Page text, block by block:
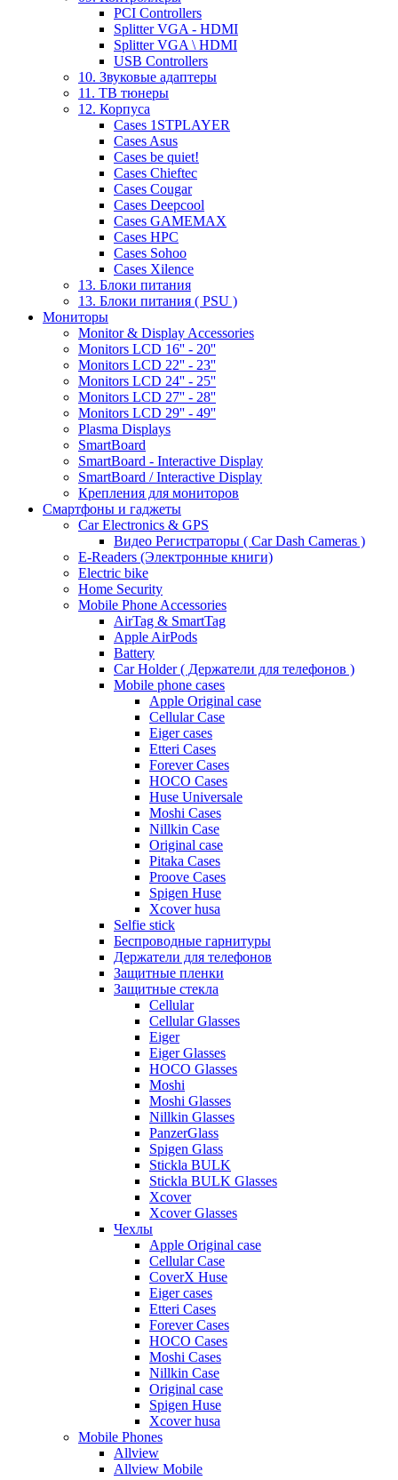
PCI Controllers
Splitter VGA - HDMI
Splitter VGA \ HDMI
USB Controllers
10. Звуковые адаптеры
11. ТВ тюнеры
12. Корпуса
Cases 1STPLAYER
Cases Asus
Cases be quiet!
Cases Chieftec
Cases Cougar
Cases Deepcool
Cases GAMEMAX
Cases HPC
Cases Sohoo
Cases Xilence
13. Блоки питания
13. Блоки питания ( PSU )
Мониторы
Monitor & Display Accessories
Monitors LCD 16'' - 20''
Monitors LCD 22'' - 23''
Monitors LCD 24'' - 25''
Monitors LCD 27'' - 28''
Monitors LCD 29'' - 49''
Plasma Displays
SmartBoard
SmartBoard - Interactive Display
SmartBoard / Interactive Display
Крепления для мониторов
Смартфоны и гаджеты
Car Electronics & GPS
Видео Регистраторы ( Car Dash Cameras )
E-Readers (Электронные книги)
Electric bike
Home Security
Mobile Phone Accessories
AirTag & SmartTag
Apple AirPods
Battery
Car Holder ( Держатели для телефонов )
Mobile phone cases
Apple Original case
Cellular Case
Eiger cases
Etteri Cases
Forever Cases
HOCO Cases
Huse Universale
Moshi Cases
Nillkin Case
Original case
Pitaka Cases
Proove Cases
Spigen Huse
Xcover husa
Selfie stick
Беспроводные гарнитуры
Держатели для телефонов
Защитные пленки
Защитные стекла
Cellular
Cellular Glasses
Eiger
Eiger Glasses
HOCO Glasses
Moshi
Moshi Glasses
Nillkin Glasses
PanzerGlass
Spigen Glass
Stickla BULK
Stickla BULK Glasses
Xcover
Xcover Glasses
Чехлы
Apple Original case
Cellular Case
CoverX Huse
Eiger cases
Etteri Cases
Forever Cases
HOCO Cases
Moshi Cases
Nillkin Case
Original case
Spigen Huse
Xcover husa
Mobile Phones
Allview
Allview Mobile